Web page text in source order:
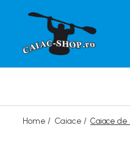
Produse
Caiace
Caiace de ape repezi
Caiace de tură și de mare
Home / Caiace / Caiace de